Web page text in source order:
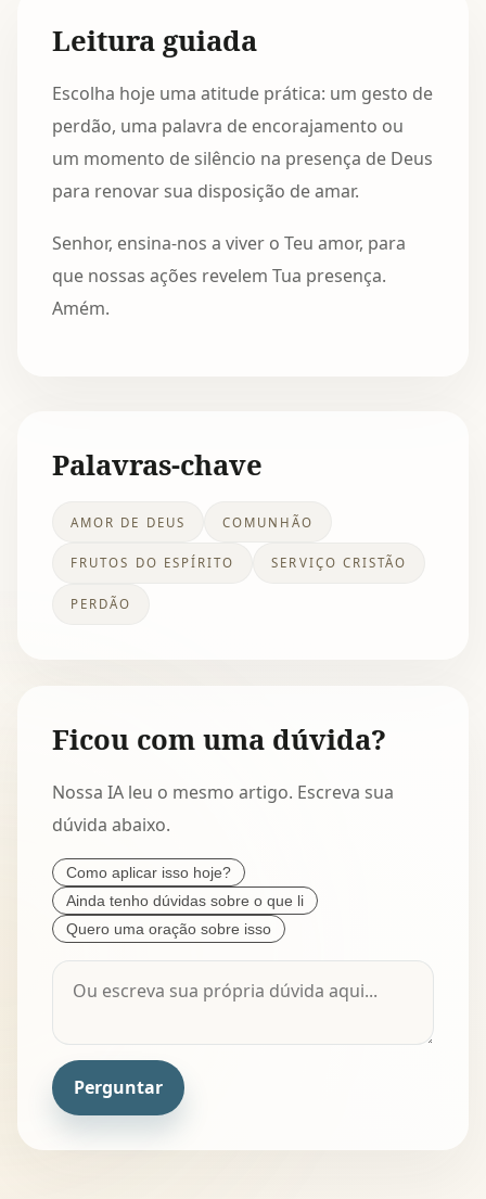
Leitura guiada
Escolha hoje uma atitude prática: um gesto de
perdão, uma palavra de encorajamento ou
um momento de silêncio na presença de Deus
para renovar sua disposição de amar.
Senhor, ensina-nos a viver o Teu amor, para
que nossas ações revelem Tua presença.
Amém.
Palavras-chave
AMOR DE DEUS COMUNHÃO
FRUTOS DO ESPÍRITO SERVIÇO CRISTÃO
PERDÃO
Ficou com uma dúvida?
Nossa IA leu o mesmo artigo. Escreva sua
dúvida abaixo.
Como aplicar isso hoje?
Ainda tenho dúvidas sobre o que li
Quero uma oração sobre isso
Perguntar